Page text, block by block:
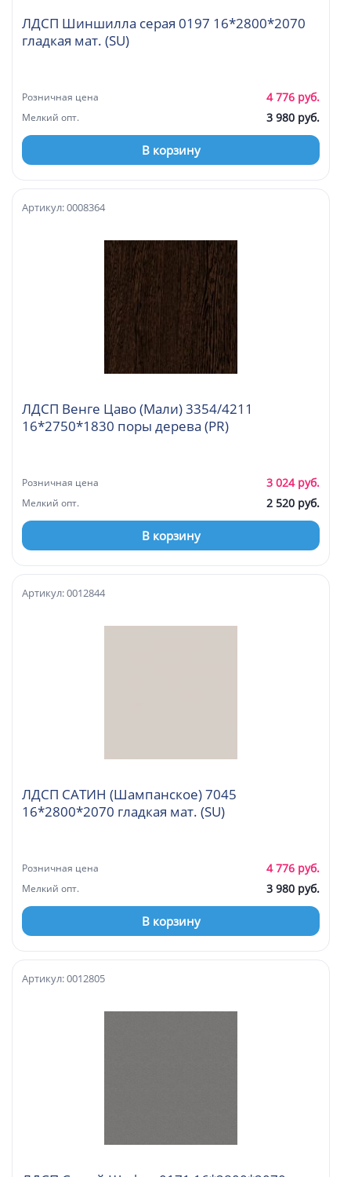
ЛДСП Шиншилла серая 0197 16*2800*2070
гладкая мат. (SU)
Розничная цена 4 776 руб.
Мелкий опт. 3 980 руб.
В корзину
ЛДСП Венге Цаво (Мали) 3354/4211
16*2750*1830 поры дерева (PR)
Артикул: 0008364
Розничная цена 3 024 руб.
Мелкий опт. 2 520 руб.
В корзину
ЛДСП САТИН (Шампанское) 7045
16*2800*2070 гладкая мат. (SU)
Артикул: 0012844
Розничная цена 4 776 руб.
Мелкий опт. 3 980 руб.
В корзину
Артикул: 0012805